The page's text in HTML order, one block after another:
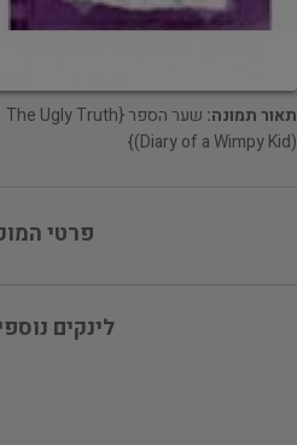
תאור תמונה:
שער הספר {The Ugly Truth
(Diary of a Wimpy Kid)}
פרטי
לינקים